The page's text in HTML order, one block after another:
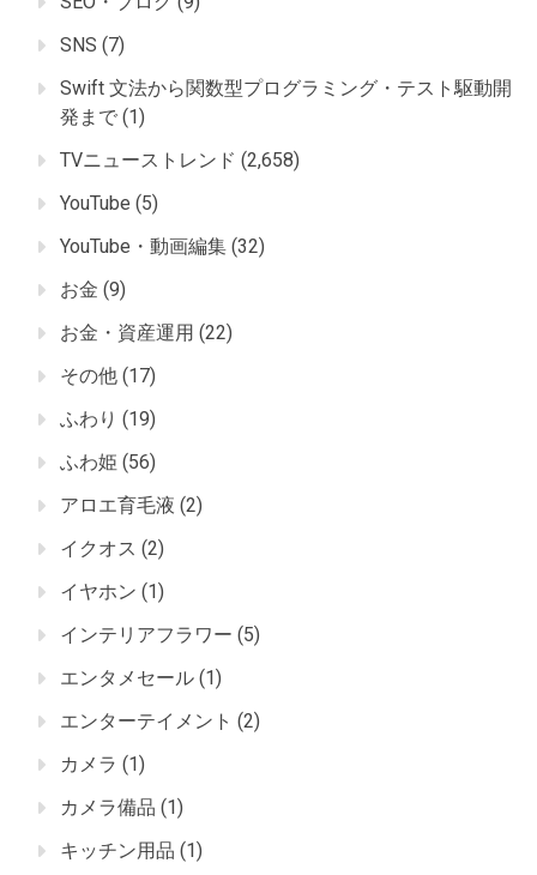
SNS (7)
Swift 文法から関数型プログラミング・テスト駆動開
発まで (1)
TVニューストレンド (2,658)
YouTube (5)
YouTube・動画編集 (32)
お金 (9)
お金・資産運用 (22)
その他 (17)
ふわり (19)
ふわ姫 (56)
アロエ育毛液 (2)
イクオス (2)
イヤホン (1)
インテリアフラワー (5)
エンタメセール (1)
エンターテイメント (2)
カメラ (1)
カメラ備品 (1)
キッチン用品 (1)